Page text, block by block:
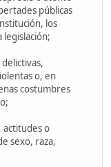
públicas
los
legislación;
o, en
costumbres
actitudes o
sexo, raza,